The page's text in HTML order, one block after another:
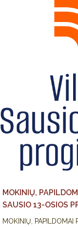
MOKINIŲ,
SAUSIO 13-OSIOS
MOKINIŲ, PAPILDOMAI